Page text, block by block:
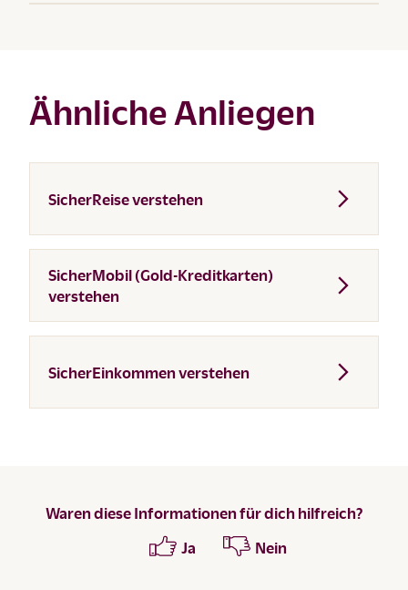
Ähnliche Anliegen
SicherReise verstehen
SicherMobil (Gold-Kreditkarten)
verstehen
SicherEinkommen verstehen
Waren diese Informationen für dich hilfreich?
Ja
Nein